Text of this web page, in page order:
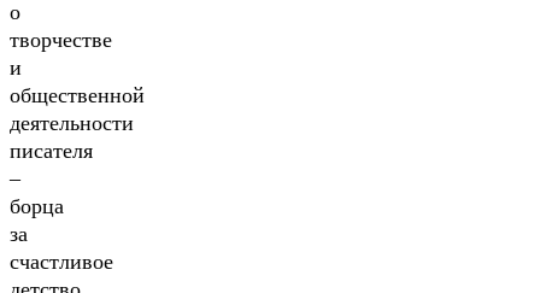
о
творчестве
и
общественной
деятельности
писателя
–
борца
за
счастливое